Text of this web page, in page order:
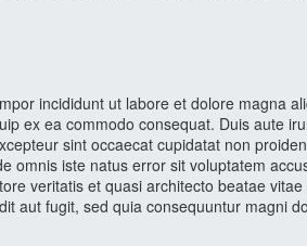
incididunt ut labore et dolore magna
ex ea commodo consequat. Duis aute
sint occaecat cupidatat non
omnis iste natus error sit voluptatem
veritatis et quasi architecto beatae
aut fugit, sed quia consequuntur magni